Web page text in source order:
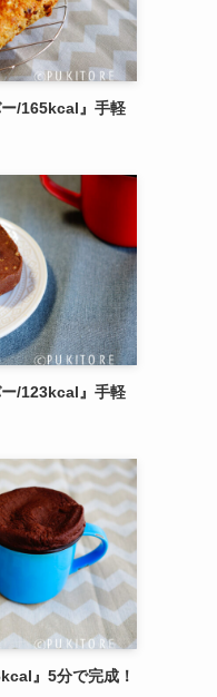
ー/165kcal』手軽
ー/123kcal』手軽
』5分で完成！